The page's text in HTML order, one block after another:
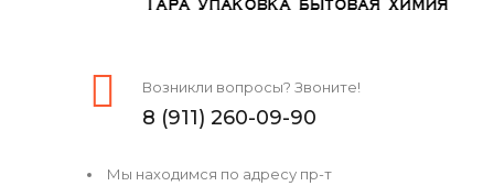
Возникли вопросы? Звоните!
8 (911) 260-09-90
Мы находимся по адресу пр-т